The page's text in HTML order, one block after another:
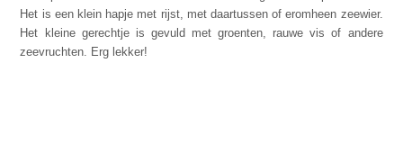
Het is een klein hapje met rijst, met daartussen of eromheen zeewier.
Het kleine gerechtje is gevuld met groenten, rauwe vis of andere
zeevruchten. Erg lekker!